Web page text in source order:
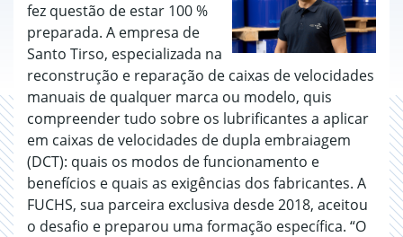
fez questão de estar 100 %
preparada. A empresa de
Santo Tirso, especializada na
reconstrução e reparação de caixas de velocidades
manuais de qualquer marca ou modelo, quis
compreender tudo sobre os lubrificantes a aplicar
em caixas de velocidades de dupla embraiagem
(DCT): quais os modos de funcionamento e
benefícios e quais as exigências dos fabricantes. A
FUCHS, sua parceira exclusiva desde 2018, aceitou
o desafio e preparou uma formação específica. “O